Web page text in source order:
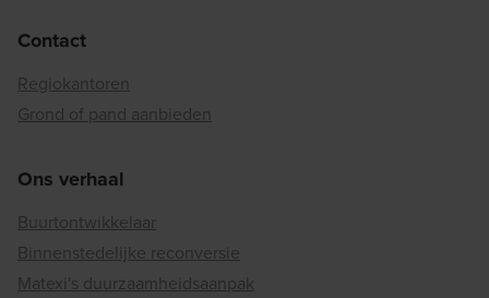
Contact
Regiokantoren
Grond of pand aanbieden
Ons verhaal
Buurtontwikkelaar
Binnenstedelijke reconversie
Matexi's duurzaamheidsaanpak